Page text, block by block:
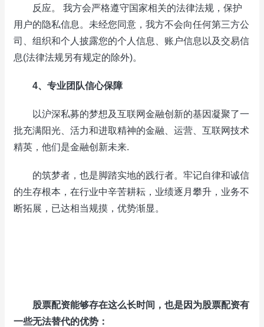
反应。 我方会严格遵守国家相关的法律法规，保护
用户的隐私信息。未经您同意，我方不会向任何第三方公
司、组织和个人披露您的个人信息、账户信息以及交易信
息(法律法规另有规定的除外)。
4、专业团队信心保障
以沪深私募的梦想及互联网金融创新的基因凝聚了一
批充满阳光、活力和进取精神的金融、运营、互联网技术
精英，他们是金融创新未来.
的筑梦者，也是脚踏实地的践行者。牢记自律和诚信
的生存根本，在行业中辛苦耕耘，业绩逐月攀升，业务不
断拓展，已达相当规摸，优势渐显。
股票配资能够存在这么长时间，也是因为股票配资有
一些无法替代的优势：